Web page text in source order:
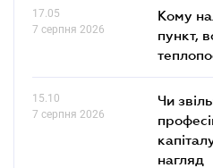
17.05
7 серпня 2026
Кому
пункт,
15.10
7 серпня 2026
Чи
нагляд